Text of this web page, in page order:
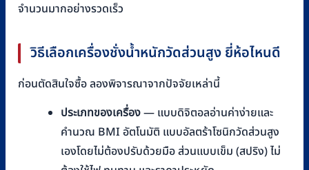
จำนวนมากอย่างรวดเร็ว
วิธีเลือกเครื่องชั่งน้ำหนักวัดส่วนสูง ยี่ห้อไหนดี
ก่อนตัดสินใจซื้อ ลองพิจารณาจากปัจจัยเหล่านี้
ประเภทของเครื่อง— แบบดิจิตอลอ่านค่าง่ายและ
คำนวณ BMI อัตโนมัติ แบบอัลตร้าโซนิกวัดส่วนสูง
เองโดยไม่ต้องปรับด้วยมือ ส่วนแบบเข็ม (สปริง) ไม่